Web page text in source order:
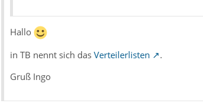
Hallo
in TB nennt sich das Verteilerlisten
.
Gruß Ingo